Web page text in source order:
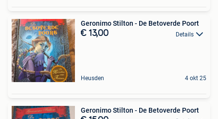
Geronimo Stilton - De Betoverde Poort
€ 13,00 Details
Heusden 4 okt 25
Geronimo Stilton - De Betoverde Poort